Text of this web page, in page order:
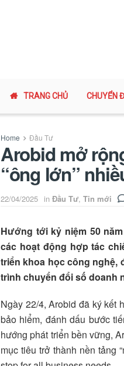
TRANG CHỦ CHUYỂN
Home Đầu Tư
Arobid mở
“ông lớn”
22/04/2025 in Đầu Tư, Tin mới
Hướng tới kỷ niệm 50
các hoạt động hợp tác
triển khoa học công nghệ,
trình chuyển đổi số doanh
Ngày 22/4, Arobid đã ký kết
bảo hiểm, đánh dấu bước
hướng phát triển bền vững,
mục tiêu trở thành nền tảng